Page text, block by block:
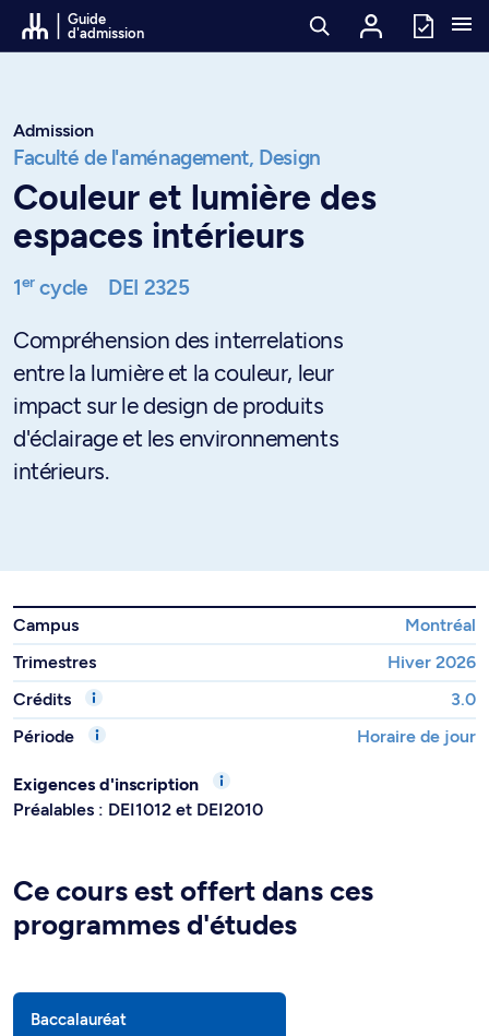
Passer au contenu
Guide
d'admission
Admission
Faculté de l'aménagement, Design
Couleur et lumière des
espaces intérieurs
1ercycle DEI 2325
Compréhension des interrelations
entre la lumière et la couleur, leur
impact sur le design de produits
d'éclairage et les environnements
intérieurs.
Campus
Montréal
Trimestres
Hiver 2026
Crédits
3.0
Période
Horaire de jour
Exigences d'inscription
Préalables : DEI1012 et DEI2010
Ce cours est offert dans ces
programmes d'études
Baccalauréat